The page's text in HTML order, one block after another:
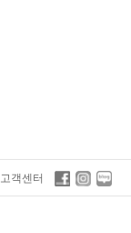
고객센터